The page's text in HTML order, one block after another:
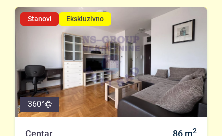
Stanovi Ekskluzivno
360°
Centar 86 m2